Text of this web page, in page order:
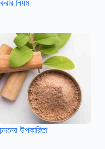
করার নিয়ম
চন্দনের উপকারিতা